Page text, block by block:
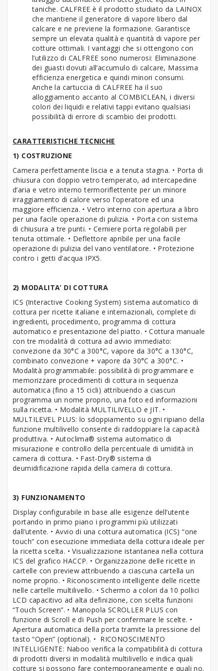
taniche. CALFREE è il prodotto studiato da LAINOX
che mantiene il generatore di vapore libero dal
calcare e ne previene la formazione. Garantisce
sempre un elevata qualità e quantità di vapore per
cotture ottimali. I vantaggi che si ottengono con
l’utilizzo di CALFREE sono numerosi: Eliminazione
dei guasti dovuti all’accumulo di calcare, Massima
efficienza energetica e quindi minori consumi.
Anche la cartuccia di CALFREE ha il suo
alloggiamento accanto al COMBICLEAN, i diversi
colori dei liquidi e relativi tappi evitano qualsiasi
possibilità di errore di scambio dei prodotti.
CARATTERISTICHE TECNICHE
1) COSTRUZIONE
Camera perfettamente liscia e a tenuta stagna. • Porta di
chiusura con doppio vetro temperato, ad intercapedine
d’aria e vetro interno termoriflettente per un minore
irraggiamento di calore verso l’operatore ed una
maggiore efficienza. • Vetro interno con apertura a libro
per una facile operazione di pulizia. • Porta con sistema
di chiusura a tre punti. • Cerniere porta regolabili per
tenuta ottimale. • Deflettore apribile per una facile
operazione di pulizia del vano ventilatore. • Protezione
contro i getti d’acqua IPX5.
2) MODALITA’ DI COTTURA
ICS (Interactive Cooking System) sistema automatico di
cottura per ricette italiane e internazionali, complete di
ingredienti, procedimento, programma di cottura
automatico e presentazione del piatto. • Cottura manuale
con tre modalità di cottura ad avvio immediato:
convezione da 30°C a 300°C, vapore da 30°C a 130°C,
combinato convezione + vapore da 30°C a 300°C. •
Modalità programmabile: possibilità di programmare e
memorizzare procedimenti di cottura in sequenza
automatica (fino a 15 cicli) attribuendo a ciascun
programma un nome proprio, una foto ed informazioni
sulla ricetta. • Modalità MULTILIVELLO e JIT. •
MULTILEVEL PLUS: lo sdoppiamento su ogni ripiano della
funzione multilivello consente di raddoppiare la capacità
produttiva. • Autoclima® sistema automatico di
misurazione e controllo della percentuale di umidità in
camera di cottura. • Fast-Dry® sistema di
deumidificazione rapida della camera di cottura.
3) FUNZIONAMENTO
Display configurabile in base alle esigenze dell’utente
portando in primo piano i programmi più utilizzati
dall’utente. • Avvio di una cottura automatica (ICS) “one
touch” con esecuzione immediata della cottura ideale per
la ricetta scelta. • Visualizzazione istantanea nella cottura
ICS del grafico HACCP. • Organizzazione delle ricette in
cartelle con preview attribuendo a ciascuna cartella un
nome proprio. • Riconoscimento intelligente delle ricette
nelle cartelle multilivello. • Schermo a colori da 10 pollici
LCD capacitivo ad alta definizione, con scelta funzioni
“Touch Screen”. • Manopola SCROLLER PLUS con
funzione di Scroll e di Push per confermare le scelte. •
Apertura automatica della porta tramite la pressione del
tasto “Open” (optional). • RICONOSCIMENTO
INTELLIGENTE: Naboo verifica la compatibilità di cottura
di prodotti diversi in modalità multilivello e indica quali
cotture si possono fare contemporaneamente e quali no.